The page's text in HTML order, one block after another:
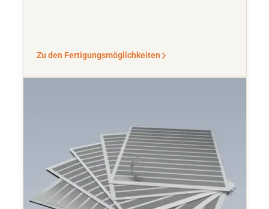
Zu den Fertigungsmöglichkeiten